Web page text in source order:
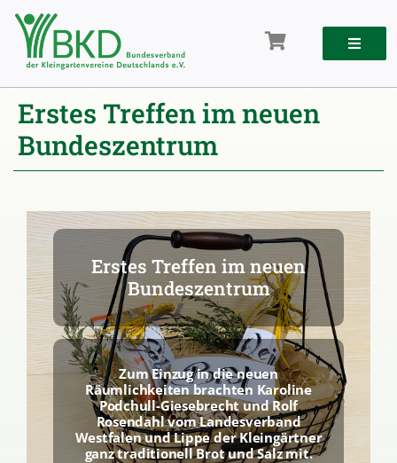
Zum
Inhalt
springen
Erstes Treffen im neuen
Bundeszentrum
Erstes Treffen im neuen
Bundeszentrum
Zum Einzug in die neuen
Räumlichkeiten brachten Karoline
Podchull-Giesebrecht und Rolf
Rosendahl vom Landesverband
Westfalen und Lippe der Kleingärtner
ganz traditionell Brot und Salz mit.